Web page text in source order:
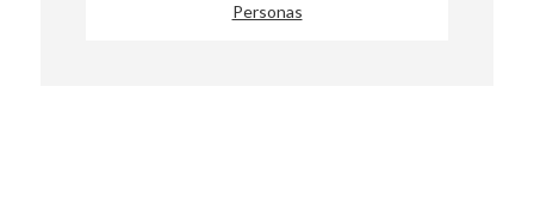
Personas